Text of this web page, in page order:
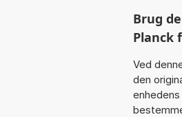
Brug
Planck
Ved
den